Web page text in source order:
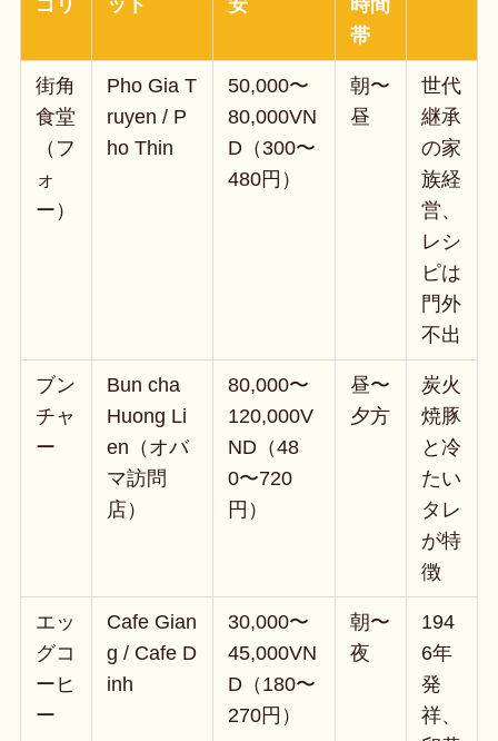
帯
街角
食堂
（フ
ォ
ー）
Pho Gia T
ruyen / P
ho Thin
50,000〜
80,000VN
D（300〜
480円）
朝〜
昼
世代
継承
の家
族経
営、
レシ
ピは
門外
不出
ブン
チャ
ー
Bun cha
Huong Li
en（オバ
マ訪問
店）
80,000〜
120,000V
ND（48
0〜720
円）
昼〜
夕方
炭火
焼豚
と冷
たい
タレ
が特
徴
エッ
グコ
ーヒ
ー
Cafe Gian
g / Cafe D
inh
30,000〜
45,000VN
D（180〜
270円）
朝〜
夜
194
6年
発
祥、